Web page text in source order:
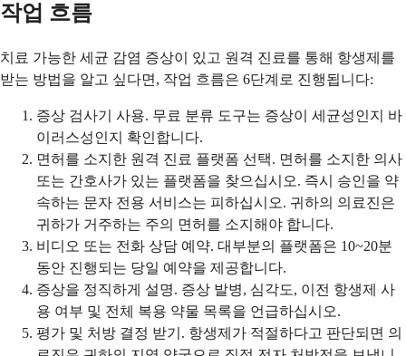
작업 흐름
치료 가능한 세균 감염 증상이 있고 원격 진료를 통해 항생제를
받는 방법을 알고 싶다면, 작업 흐름은 6단계로 진행됩니다:
증상 검사기 사용. 무료 분류 도구는 증상이 세균성인지 바
이러스성인지 확인합니다.
면허를 소지한 원격 진료 플랫폼 선택. 면허를 소지한 의사
또는 간호사가 있는 플랫폼을 찾으십시오. 즉시 승인을 약
속하는 문자 전용 서비스는 피하십시오. 귀하의 의료진은
귀하가 거주하는 주의 면허를 소지해야 합니다.
비디오 또는 전화 상담 예약. 대부분의 플랫폼은 10~20분
동안 진행되는 당일 예약을 제공합니다.
증상을 정직하게 설명. 증상 발병, 심각도, 이전 항생제 사
용 여부 및 전체 복용 약물 목록을 언급하십시오.
평가 및 처방 결정 받기. 항생제가 적절하다고 판단되면 의